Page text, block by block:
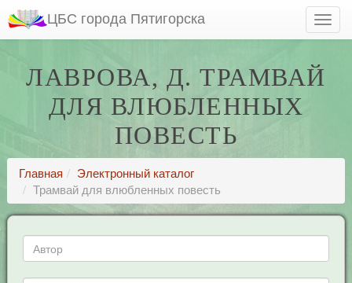
ЦБС города Пятигорска
ЛАВРОВА, Д. ТРАМВАЙ
ДЛЯ ВЛЮБЛЕННЫХ
ПОВЕСТЬ
Главная
Электронный каталог
Трамвай для влюбленных повесть